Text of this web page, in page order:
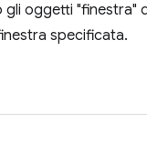
gli oggetti "finestra"
specificata.